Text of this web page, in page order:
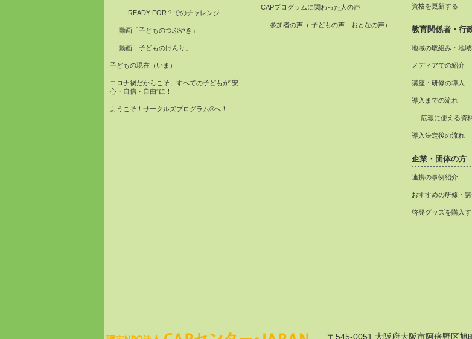
READY FOR？でのチャレンジ
動画「子どものつぶやき」
動画「子どものけんり」
子どもの現在（いま）
コロナ禍だからこそ、すべての子どもが“安
心・自信・自由”に！
ようこそ！サークルズプログラム®へ！
CAPプログラムに関わった人の声
参加者の声（ 子どもの声 おとなの声）
資格を更新する
教育関係者・行
地域の取組み・地
メディアでの紹介
講座・研修の導入
導入までの流れ
広報に使える資
導入決定後の流れ
企業・団体の方
連携の事例紹介
おすすめの研修・
啓発グッズを購入す
〒545-0051 大阪府大阪市阿倍野区旭